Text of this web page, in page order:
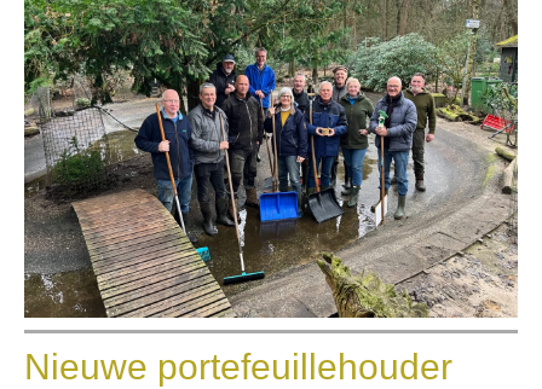
Nieuwe portefeuillehouder